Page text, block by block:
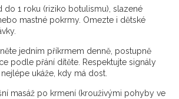
do 1 roku (riziko botulismu), slazené
mastné pokrmy. Omezte i dětské
jedním příkrmem denně, postupně
podle přání dítěte. Respektujte signály
ukáže, kdy má dost.
masáž po krmení (krouživými pohyby ve